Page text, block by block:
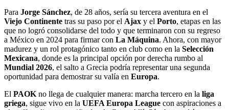
Para Jorge Sánchez, de 28 años, sería su tercera aventura en el
Viejo Continente tras su paso por el Ajax y el Porto, etapas en las
que no logró consolidarse del todo y que terminaron con su regreso
a México en 2024 para firmar con La Máquina. Ahora, con mayor
madurez y un rol protagónico tanto en club como en la Selección
Mexicana, donde es la principal opción por derecha rumbo al
Mundial 2026, el salto a Grecia podría representar una segunda
oportunidad para demostrar su valía en Europa.
El PAOK no llega de cualquier manera: marcha tercero en la liga
griega, sigue vivo en la UEFA Europa League con aspiraciones a